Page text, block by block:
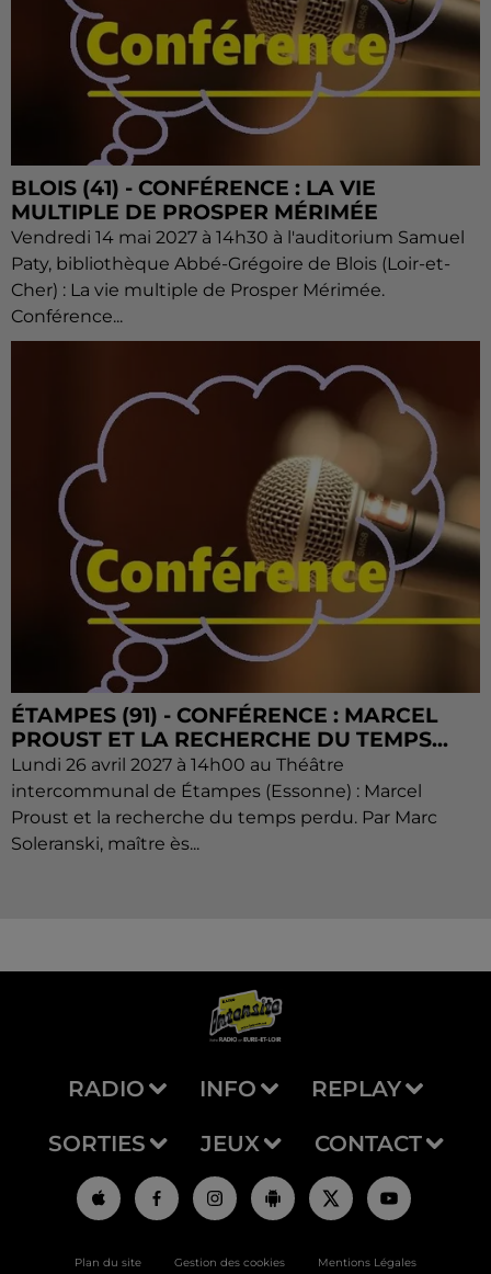
BLOIS (41) - CONFÉRENCE : LA VIE
MULTIPLE DE PROSPER MÉRIMÉE
Vendredi 14 mai 2027 à 14h30 à l'auditorium Samuel
Paty, bibliothèque Abbé-Grégoire de Blois (Loir-et-
Cher) : La vie multiple de Prosper Mérimée.
Conférence...
ÉTAMPES (91) - CONFÉRENCE : MARCEL
PROUST ET LA RECHERCHE DU TEMPS...
Lundi 26 avril 2027 à 14h00 au Théâtre
intercommunal de Étampes (Essonne) : Marcel
Proust et la recherche du temps perdu. Par Marc
Soleranski, maître ès...
RADIO INFO REPLAY
SORTIES JEUX CONTACT
Plan du site Gestion des cookies Mentions Légales